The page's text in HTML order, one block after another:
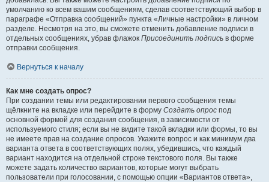
умолчанию ко всем вашим сообщениям, сделав соответствующий выбор в
параграфе «Отправка сообщений» пункта «Личные настройки» в личном
разделе. Несмотря на это, вы сможете отменить добавление подписи в
отдельных сообщениях, убрав флажок Присоединить подпись в форме
отправки сообщения.
Вернуться к началу
Как мне создать опрос?
При создании темы или редактировании первого сообщения темы
щёлкните на вкладке или перейдите в форму Создать опрос под
основной формой для создания сообщения, в зависимости от
используемого стиля; если вы не видите такой вкладки или формы, то вы
не имеете прав на создание опросов. Укажите вопрос и как минимум два
варианта ответа в соответствующих полях, убедившись, что каждый
вариант находится на отдельной строке текстового поля. Вы также
можете задать количество вариантов, которые могут выбрать
пользователи при голосовании, с помощью опции «Вариантов ответа»,